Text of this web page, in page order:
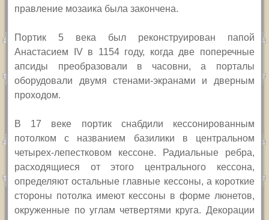
правление мозаика была закончена.
Портик 5 века был реконструирован папой
Анастасием
IV в 1154 году, когда две поперечные
апсиды преобразовали в часовни, а порталы
оборудовали двумя стенами-экранами и дверным
проходом.
В 17 веке портик снабдили кессонированным
потолком с названием базилики в центральном
четырех-лепестковом кессоне. Радиальные ребра,
расходящиеся от этого центрального кессона,
определяют остальные главные кессоны, а короткие
стороны потолка имеют кессоны в форме люнетов,
окруженные по углам четвертями круга. Декорации